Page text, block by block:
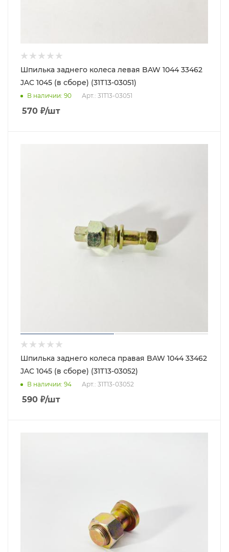
Шпилька заднего колеса левая BAW 1044 33462
JAC 1045 (в сборе) (31T13-03051)
В наличии: 90 Арт.: 31T13-03051
570 ₽/шт
Шпилька заднего колеса правая BAW 1044 33462
JAC 1045 (в сборе) (31T13-03052)
В наличии: 94 Арт.: 31T13-03052
590 ₽/шт